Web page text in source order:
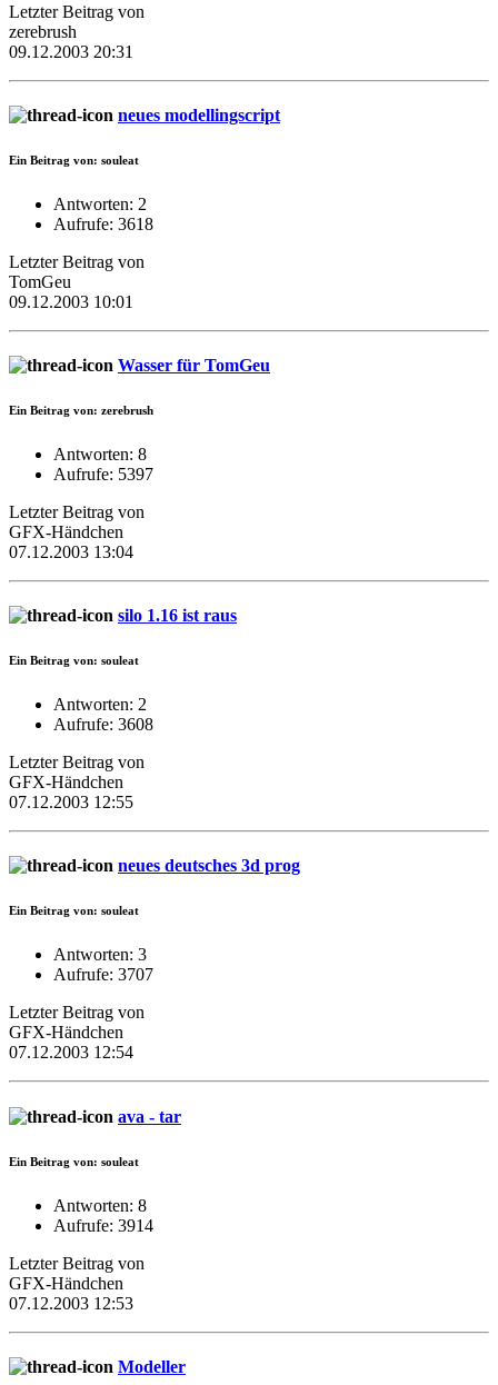
Letzter Beitrag von
zerebrush
09.12.2003 20:31
neues modellingscript
Ein Beitrag von: souleat
Antworten: 2
Aufrufe: 3618
Letzter Beitrag von
TomGeu
09.12.2003 10:01
Wasser für TomGeu
Ein Beitrag von: zerebrush
Antworten: 8
Aufrufe: 5397
Letzter Beitrag von
GFX-Händchen
07.12.2003 13:04
silo 1.16 ist raus
Ein Beitrag von: souleat
Antworten: 2
Aufrufe: 3608
Letzter Beitrag von
GFX-Händchen
07.12.2003 12:55
neues deutsches 3d prog
Ein Beitrag von: souleat
Antworten: 3
Aufrufe: 3707
Letzter Beitrag von
GFX-Händchen
07.12.2003 12:54
ava - tar
Ein Beitrag von: souleat
Antworten: 8
Aufrufe: 3914
Letzter Beitrag von
GFX-Händchen
07.12.2003 12:53
Modeller